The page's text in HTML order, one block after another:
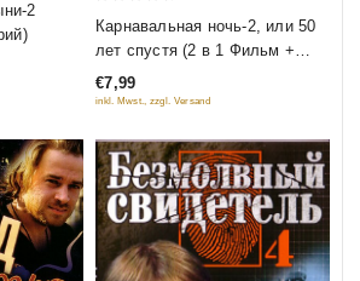
2
out
5
Карнавальная ночь-2, или 50
лет спустя (2 в 1 Фильм +
мюзикл)
€7,99
inkl. Mwst., zzgl. Versand